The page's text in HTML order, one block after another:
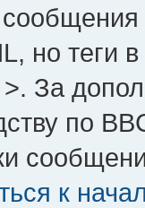
но теги
За
по
к